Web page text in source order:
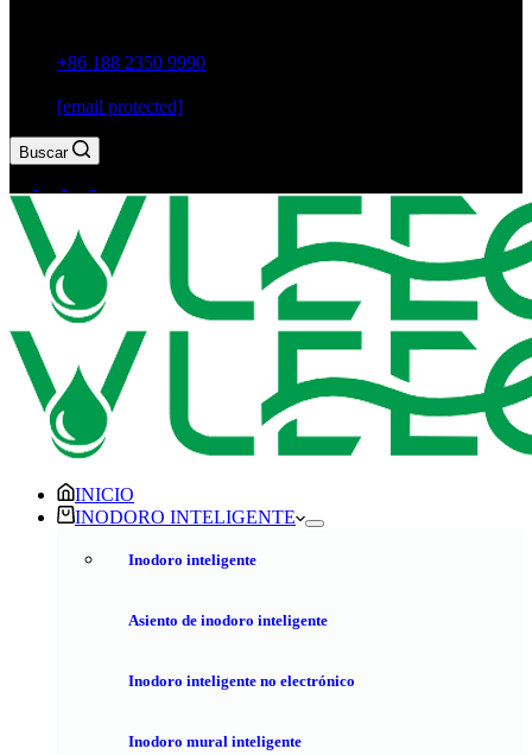
+86 188 2350 9990
[email protected]
Buscar
INICIO
INODORO INTELIGENTE
Inodoro inteligente
Asiento de inodoro inteligente
Inodoro inteligente no electrónico
Inodoro mural inteligente